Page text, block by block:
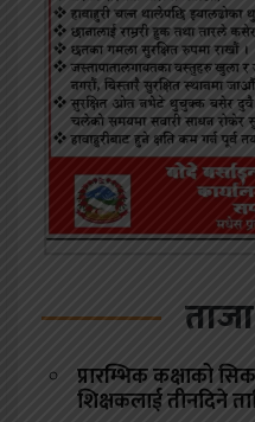
प्रारम्भिक कक्षाको
शिक्षकलाई तीनदिने